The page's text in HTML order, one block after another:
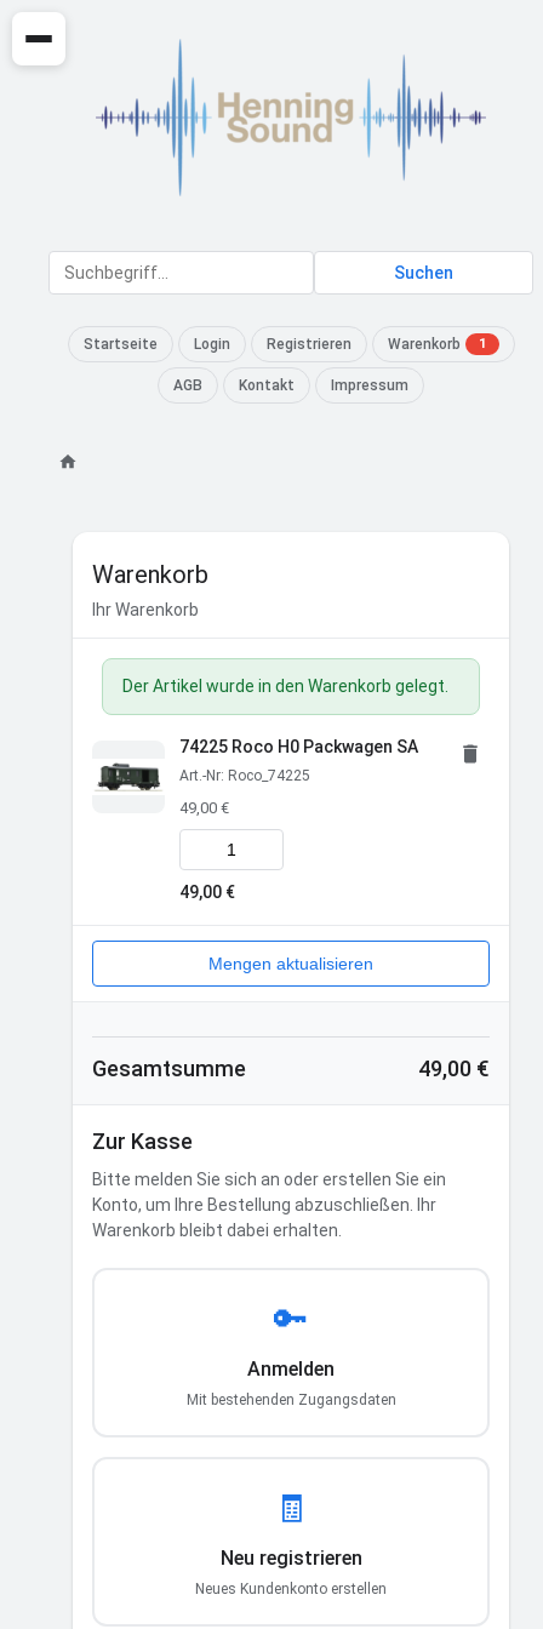
Suchen
Startseite Login Registrieren Warenkorb 1
AGB Kontakt Impressum
Warenkorb
Ihr Warenkorb
Der Artikel wurde in den Warenkorb gelegt.
74225 Roco H0 Packwagen SA
Art.-Nr: Roco_74225
49,00 €
Menge für 74225 Roco H0 Packwagen SA
49,00 €
Mengen aktualisieren
Gesamtsumme 49,00 €
Zur Kasse
Bitte melden Sie sich an oder erstellen Sie ein
Konto, um Ihre Bestellung abzuschließen. Ihr
Warenkorb bleibt dabei erhalten.
🔑
Anmelden
Mit bestehenden Zugangsdaten
🧾
Neu registrieren
Neues Kundenkonto erstellen